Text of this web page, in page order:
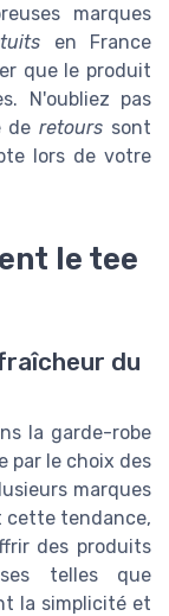
marques
en France
que le produit
N'oubliez pas
deretours sont
lors de votre
le tee
du
la garde-robe
par le choix des
marques
cette tendance,
des produits
telles que
la simplicité et